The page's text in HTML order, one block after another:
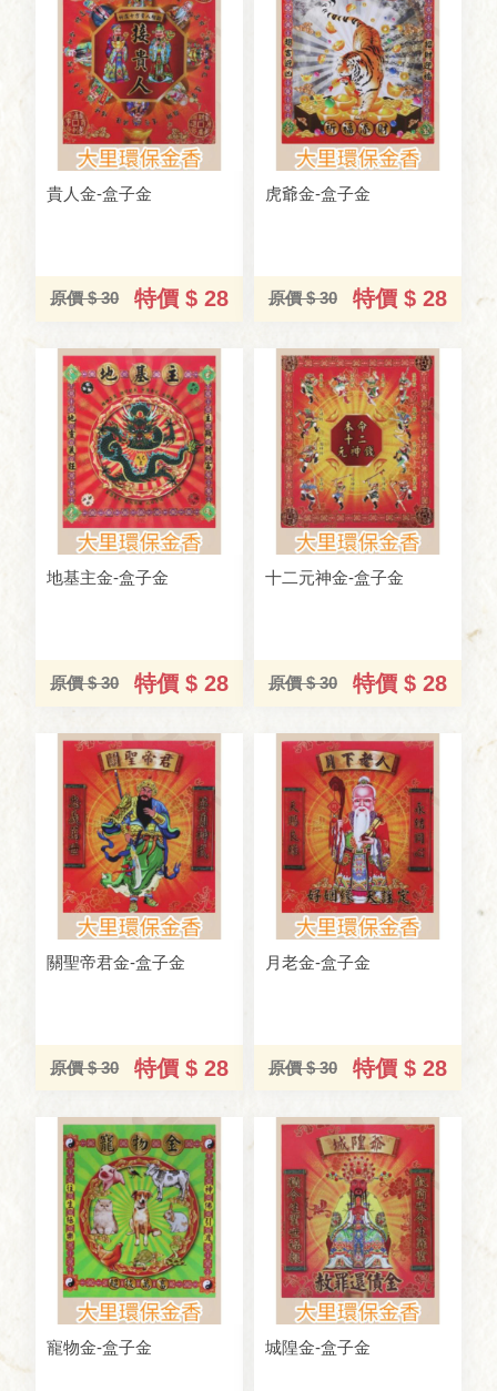
貴人金-盒子金
原價 $ 30 特價 $ 28
虎爺金-盒子金
原價 $ 30 特價 $ 28
地基主金-盒子金
原價 $ 30 特價 $ 28
十二元神金-盒子金
原價 $ 30 特價 $ 28
關聖帝君金-盒子金
原價 $ 30 特價 $ 28
月老金-盒子金
原價 $ 30 特價 $ 28
寵物金-盒子金 城隍金-盒子金